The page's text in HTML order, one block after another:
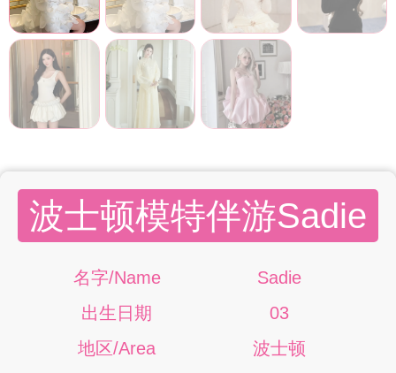
波士顿模特伴游Sadie
名字/Name
Sadie
出生日期
03
地区/Area
波士顿